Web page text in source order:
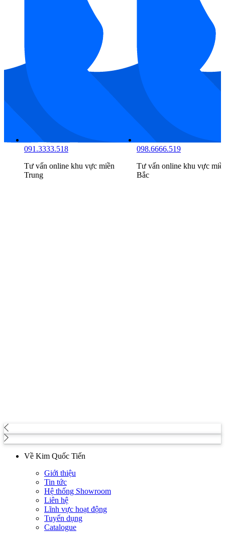
081.7777.516
Tư vấn online khu vực miền
Nam
091.3333.518
Tư vấn online khu vực
Trung
Về Kim Quốc Tiến
Giới thiệu
Tin tức
Hệ thống Showroom
Liên hệ
Lĩnh vực hoạt động
Tuyển dụng
Catalogue